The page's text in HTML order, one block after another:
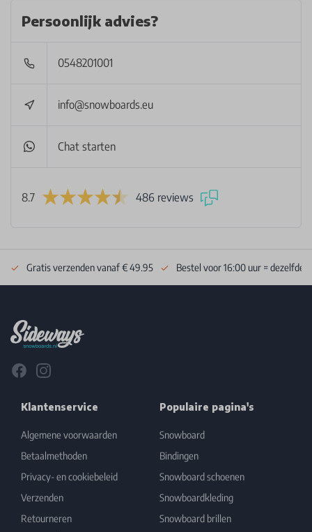
Persoonlijk advies?
0548201001
info@snowboards.eu
Chat starten
8.7 486 reviews
Gratis verzenden vanaf € 49.95 Bestel voor 16:00 uur = dezelfde
FacebookInstagram
Klantenservice
Algemene voorwaarden
Betaalmethoden
Privacy- en cookiebeleid
Verzenden
Retourneren
Populaire pagina's
Snowboard
Bindingen
Snowboard schoenen
Snowboardkleding
Snowboard brillen